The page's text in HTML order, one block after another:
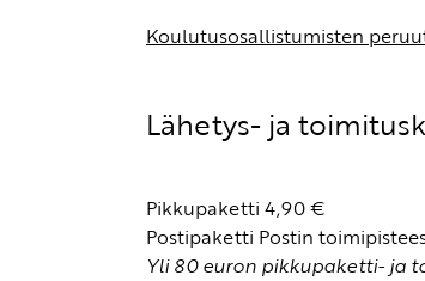
Koulutusosallistumisten
Lähetys- ja
Pikkupaketti 4,90 €
Postipaketti Postin
Yli 80 euron pikkupaketti- ja